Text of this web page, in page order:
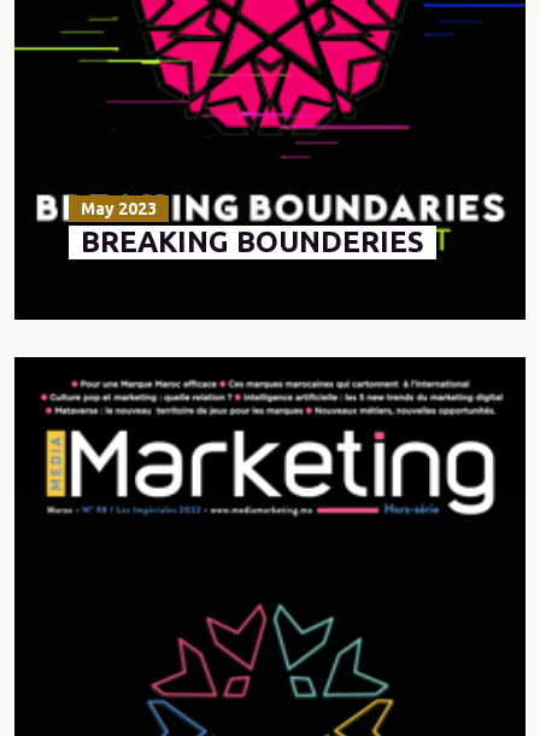
May 2023
BREAKING BOUNDERIES